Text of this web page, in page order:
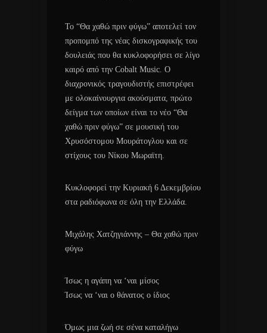
Το “Θα χαθώ πριν φύγω” αποτελεί τον
προπομπό της νέας δισκογραφικής του
δουλειάς που θα κυκλοφορήσει σε λίγο
καιρό από την Cobalt Music. Ο
διαχρονικός τραγουδιστής επιστρέφει
με ολοκαίνουργια ακούσματα, πρώτο
δείγμα των οποίων είναι το νέο “Θα
χαθώ πριν φύγω” σε μουσική του
Χρυσόστομου Μουράτογλου και σε
στίχους του Νίκου Μωραϊτη.
Κυκλοφορεί την Κυριακή 6 Δεκεμβρίου
στα ραδιόφωνα σε όλη την Ελλάδα.
Μιχάλης Χατζηγιάννης – Θα χαθώ πριν
φύγω
Ίσως η αγάπη να ‘ναι μίσος
Ίσως να ‘ναι ο θάνατος ο ίδιος
Όμως μια ζωή σε σένα καταλήγω